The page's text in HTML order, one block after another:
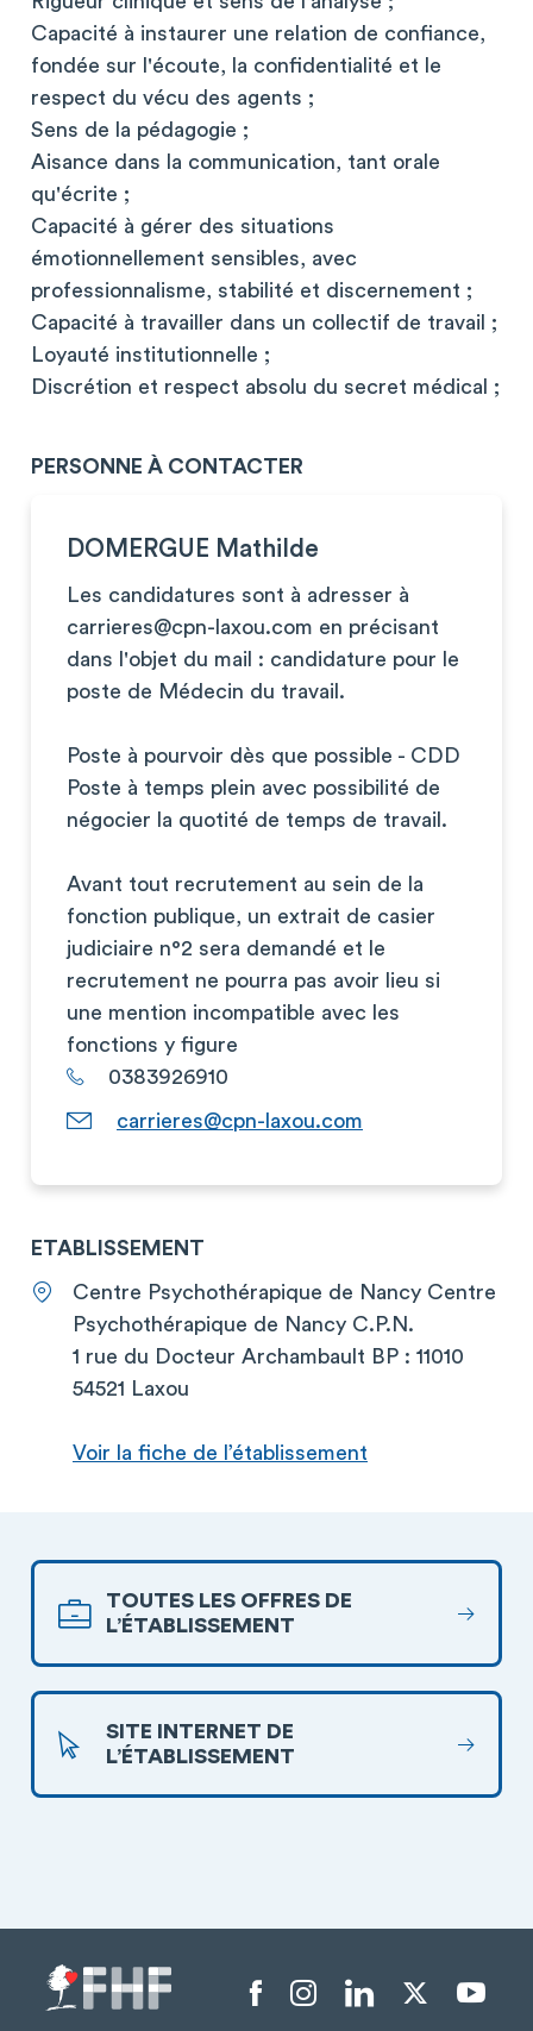
Capacité à instaurer une relation de confiance,
fondée sur l'écoute, la confidentialité et le
respect du vécu des agents ;
Sens de la pédagogie ;
Aisance dans la communication, tant orale
qu'écrite ;
Capacité à gérer des situations
émotionnellement sensibles, avec
professionnalisme, stabilité et discernement ;
Capacité à travailler dans un collectif de travail ;
Loyauté institutionnelle ;
Discrétion et respect absolu du secret médical ;
PERSONNE À CONTACTER
DOMERGUE Mathilde
Les candidatures sont à adresser à
carrieres@cpn-laxou.com en précisant
dans l'objet du mail : candidature pour le
poste de Médecin du travail.
Poste à pourvoir dès que possible - CDD
Poste à temps plein avec possibilité de
négocier la quotité de temps de travail.
Avant tout recrutement au sein de la
fonction publique, un extrait de casier
judiciaire n°2 sera demandé et le
recrutement ne pourra pas avoir lieu si
une mention incompatible avec les
fonctions y figure
0383926910
carrieres@cpn-laxou.com
ETABLISSEMENT
Centre Psychothérapique de Nancy Centre
Psychothérapique de Nancy C.P.N.
1 rue du Docteur Archambault BP : 11010
54521 Laxou
Voir la fiche de l’établissement
TOUTES LES OFFRES DE
L’ÉTABLISSEMENT
SITE INTERNET DE
L’ÉTABLISSEMENT
Menu liens sociaux